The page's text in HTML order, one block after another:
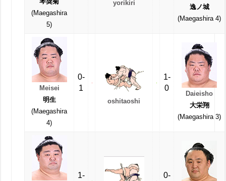
(Maegashira
5)
yorikiri
逸ノ城
(Maegashira 4)
Meisei
明生
(Maegashira
4)
0-
1
oshitaoshi
1-
0
Daieisho
大栄翔
(Maegashira 3)
1-
0-